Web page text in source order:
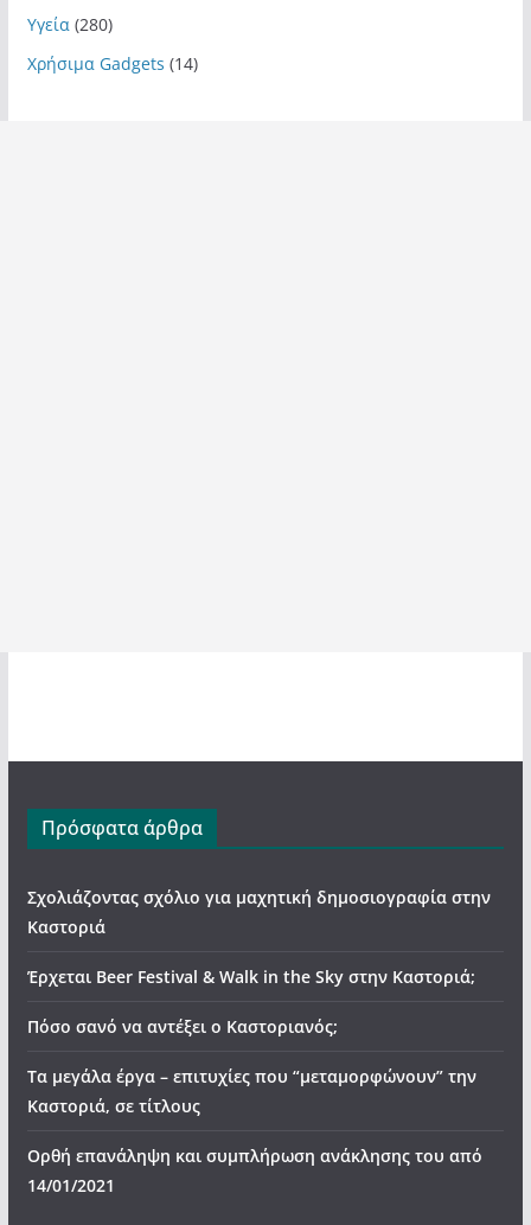
Υγεία (280)
Χρήσιμα Gadgets (14)
Πρόσφατα άρθρα
Σχολιάζοντας σχόλιο για μαχητική δημοσιογραφία στην
Καστοριά
Έρχεται Beer Festival & Walk in the Sky στην Καστοριά;
Πόσο σανό να αντέξει ο Καστοριανός;
Τα μεγάλα έργα – επιτυχίες που “μεταμορφώνουν” την
Καστοριά, σε τίτλους
Ορθή επανάληψη και συμπλήρωση ανάκλησης του από
14/01/2021